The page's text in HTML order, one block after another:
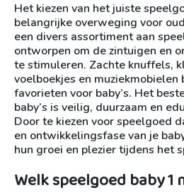
Het kiezen van het juiste
belangrijke overweging voor
een divers assortiment aan
ontworpen om de zintuigen en
te stimuleren. Zachte knuffels,
voelboekjes en muziekmobielen
favorieten voor baby’s. Het
baby’s is veilig, duurzaam en
Door te kiezen voor speelgoed
en ontwikkelingsfase van je
hun groei en plezier tijdens het
Welk speelgoed baby 1